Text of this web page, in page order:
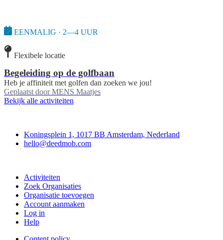
EENMALIG · 2—4 UUR
Flexibele locatie
Begeleiding op de golfbaan
Heb je affiniteit met golfen dan zoeken we jou!
Geplaatst door MENS Maatjes
Bekijk alle activiteiten
Koningsplein 1, 1017 BB Amsterdam, Nederland
hello@deedmob.com
Activiteiten
Zoek Organisaties
Organisatie toevoegen
Account aanmaken
Log in
Help